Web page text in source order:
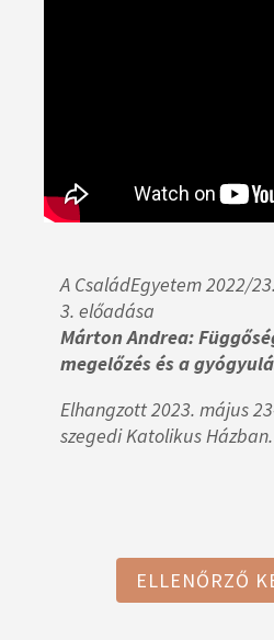
A CsaládEgyetem 2022/
3. előadása
Márton Andrea:
megelőzés és a
Elhangzott 2023. május
szegedi Katolikus Házban.
ELLENŐRZŐ